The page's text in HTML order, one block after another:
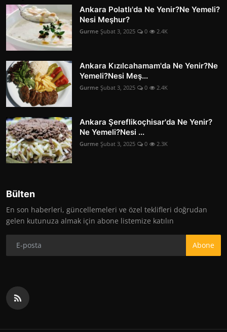
Ankara Polatlı'da Ne Yenir?Ne Yemeli?
Nesi Meşhur?
Gurme Şubat 3, 2025 0 2.4K
Ankara Kızılcahamam'da Ne Yenir?Ne
Yemeli?Nesi Meş...
Gurme Şubat 3, 2025 0 2.4K
Ankara Şereflikoçhisar'da Ne Yenir?
Ne Yemeli?Nesi ...
Gurme Şubat 3, 2025 0 2.3K
Bülten
En son haberleri, güncellemeleri ve özel teklifleri doğrudan
gelen kutunuza almak için abone listemize katılın
Abone